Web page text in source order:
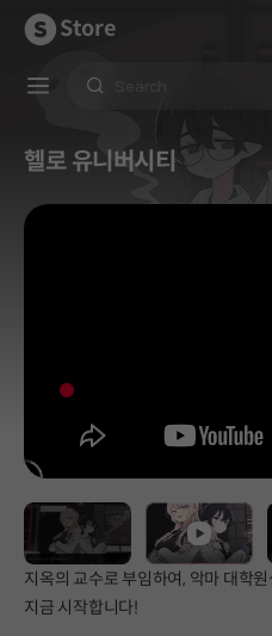
Store
헬로 유니버시티
지옥의 교수로 부임하여, 악마 대학
지금 시작합니다!